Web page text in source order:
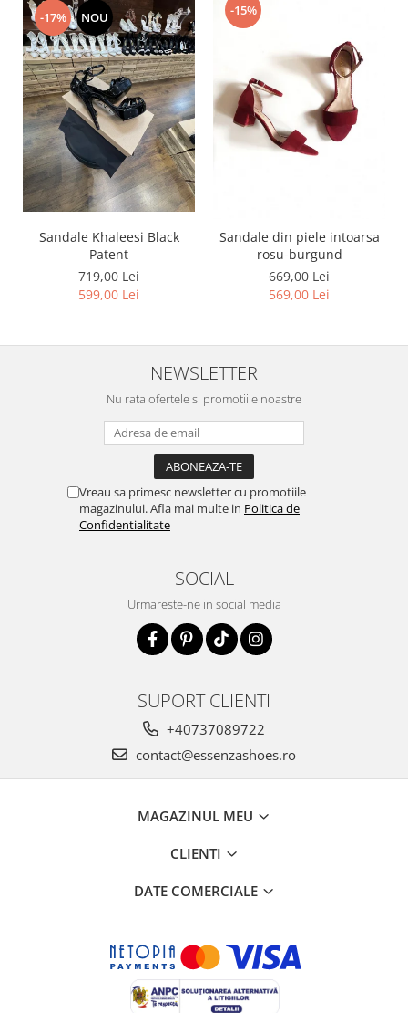
-17% NOU
Sandale Khaleesi Black
Patent
719,00 Lei
599,00 Lei
-15%
Sandale din piele intoarsa
rosu-burgund
669,00 Lei
569,00 Lei
NEWSLETTER
Nu rata ofertele si promotiile noastre
Vreau sa primesc newsletter cu promotiile
magazinului. Afla mai multe in Politica de
Confidentialitate
SOCIAL
Urmareste-ne in social media
SUPORT CLIENTI
+40737089722
contact@essenzashoes.ro
MAGAZINUL MEU
CLIENTI
DATE COMERCIALE